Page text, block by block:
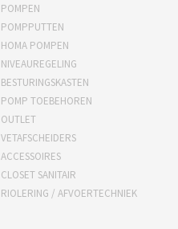
POMPEN
POMPPUTTEN
HOMA POMPEN
NIVEAUREGELING
BESTURINGSKASTEN
POMP TOEBEHOREN
OUTLET
VETAFSCHEIDERS
ACCESSOIRES
CLOSET SANITAIR
RIOLERING / AFVOERTECHNIEK